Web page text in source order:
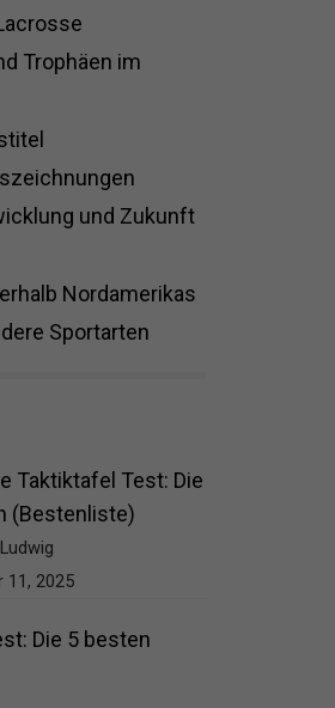
Trophäen im
und Zukunft
Nordamerikas
Sportarten
Taktiktafel Test: Die
(Bestenliste)
11, 2025
Die 5 besten